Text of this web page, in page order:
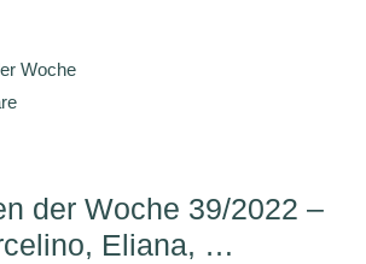
Woche
der Woche 39/2022 –
Eliana, …